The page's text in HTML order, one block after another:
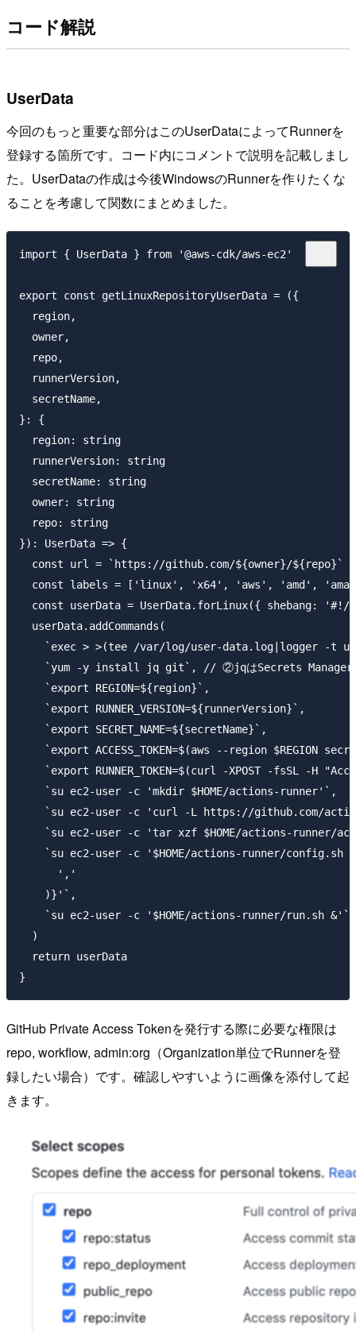
コード解説
UserData
今回のもっと重要な部分はこのUserDataによってRunnerを
登録する箇所です。コード内にコメントで説明を記載しまし
た。UserDataの作成は今後WindowsのRunnerを作りたくな
ることを考慮して関数にまとめました。
import { UserData } from '@aws-cdk/aws-ec2'
export const getLinuxRepositoryUserData = ({
  region,
  owner,
  repo,
  runnerVersion,
  secretName,
}: {
  region: string
  runnerVersion: string
  secretName: string
  owner: string
  repo: string
}): UserData => {
  const url = `https://github.com/${owner}/${repo}`
const labels = ['linux', 'x64', 'aws', 'amd',
const userData = UserData.forLinux({ shebang: '#!/
  userData.addCommands(
`exec > >(tee /var/log/user-data.log|logger -t
`yum -y install jq git`, // ②jqはSecrets Managerか
    `export REGION=${region}`,
    `export RUNNER_VERSION=${runnerVersion}`,
    `export SECRET_NAME=${secretName}`,
`export ACCESS_TOKEN=$(aws --region $REGION
`export RUNNER_TOKEN=$(curl -XPOST -fsSL -H
    `su ec2-user -c 'mkdir $HOME/actions-runner'`,
`su ec2-user -c 'curl -L https://github.com/
`su ec2-user -c 'tar xzf $HOME/actions-runner/
`su ec2-user -c '$HOME/actions-runner/config.sh
      ','
    )}'`,
`su ec2-user -c '$HOME/actions-runner/run.sh &'` //
  )
  return userData
GitHub Private Access Tokenを発行する際に必要な権限は
repo, workflow, admin:org（Organization単位でRunnerを登
録したい場合）です。確認しやすいように画像を添付して起
きます。